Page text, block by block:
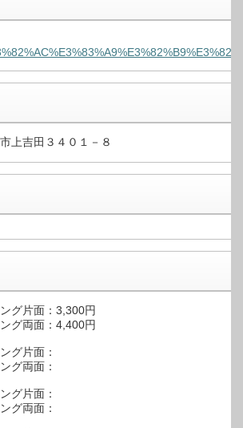
上吉田３４０１－８
グ片面：3,300円
グ両面：4,400円
グ片面：
グ両面：
グ片面：
グ両面：